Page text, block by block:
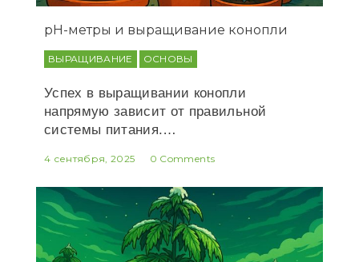
рН-метры и выращивание конопли
ВЫРАЩИВАНИЕ ОСНОВЫ
Успех в выращивании конопли
напрямую зависит от правильной
системы питания.…
4 сентября, 2025 0 Comments